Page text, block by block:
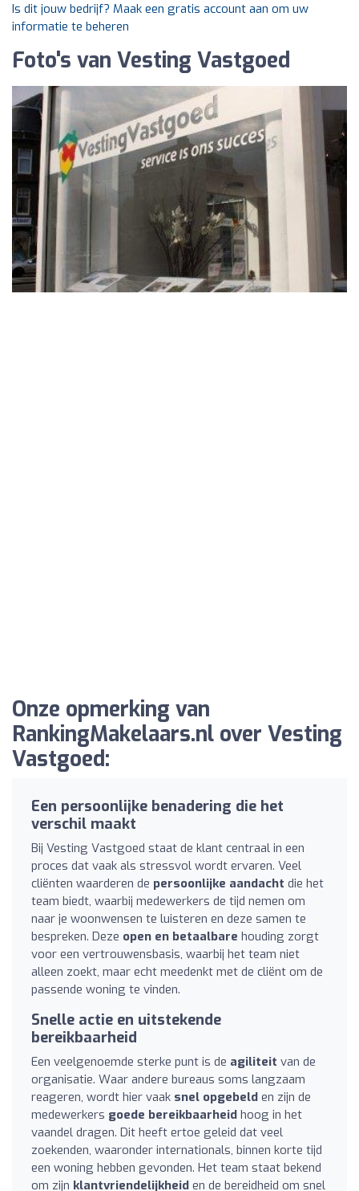
Is dit jouw bedrijf? Maak een gratis account aan om uw
informatie te beheren
Foto's van Vesting Vastgoed
Onze opmerking van
RankingMakelaars.nl over Vesting
Vastgoed:
Een persoonlijke benadering die het
verschil maakt
Bij Vesting Vastgoed staat de klant centraal in een
proces dat vaak als stressvol wordt ervaren. Veel
cliënten waarderen de persoonlijke aandacht die het
team biedt, waarbij medewerkers de tijd nemen om
naar je woonwensen te luisteren en deze samen te
bespreken. Deze open en betaalbare houding zorgt
voor een vertrouwensbasis, waarbij het team niet
alleen zoekt, maar echt meedenkt met de cliënt om de
passende woning te vinden.
Snelle actie en uitstekende
bereikbaarheid
Een veelgenoemde sterke punt is de agiliteit van de
organisatie. Waar andere bureaus soms langzaam
reageren, wordt hier vaak snel opgebeld en zijn de
medewerkers goede bereikbaarheid hoog in het
vaandel dragen. Dit heeft ertoe geleid dat veel
zoekenden, waaronder internationals, binnen korte tijd
een woning hebben gevonden. Het team staat bekend
om zijn klantvriendelijkheid en de bereidheid om snel